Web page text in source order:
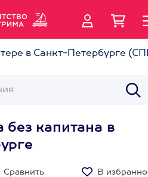
в Санкт-Петербурге
без капитана в
Сравнить В